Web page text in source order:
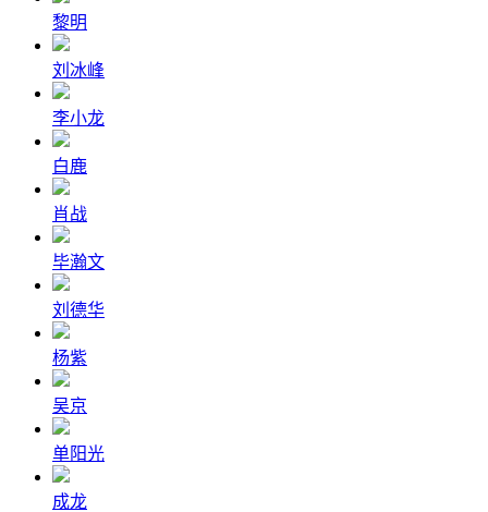
黎明
刘冰峰
李小龙
白鹿
肖战
毕瀚文
刘德华
杨紫
吴京
单阳光
成龙